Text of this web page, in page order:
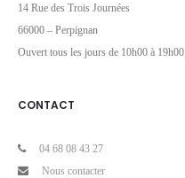
14 Rue des Trois Journées
66000 – Perpignan
Ouvert tous les jours de 10h00 à 19h00
CONTACT
04 68 08 43 27
Nous contacter